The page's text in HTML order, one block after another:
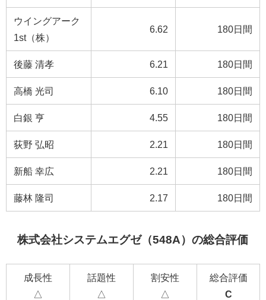
ウイングアーク
1st（株）
6.62 180日間
後藤 清孝 6.21 180日間
高橋 光司 6.10 180日間
白銀 亨 4.55 180日間
荻野 弘昭 2.21 180日間
新船 幸広 2.21 180日間
藤林 隆司 2.17 180日間
株式会社システムエグゼ（548A）の総合評価
成長性
△
話題性
△
割安性
△
総合評価
C